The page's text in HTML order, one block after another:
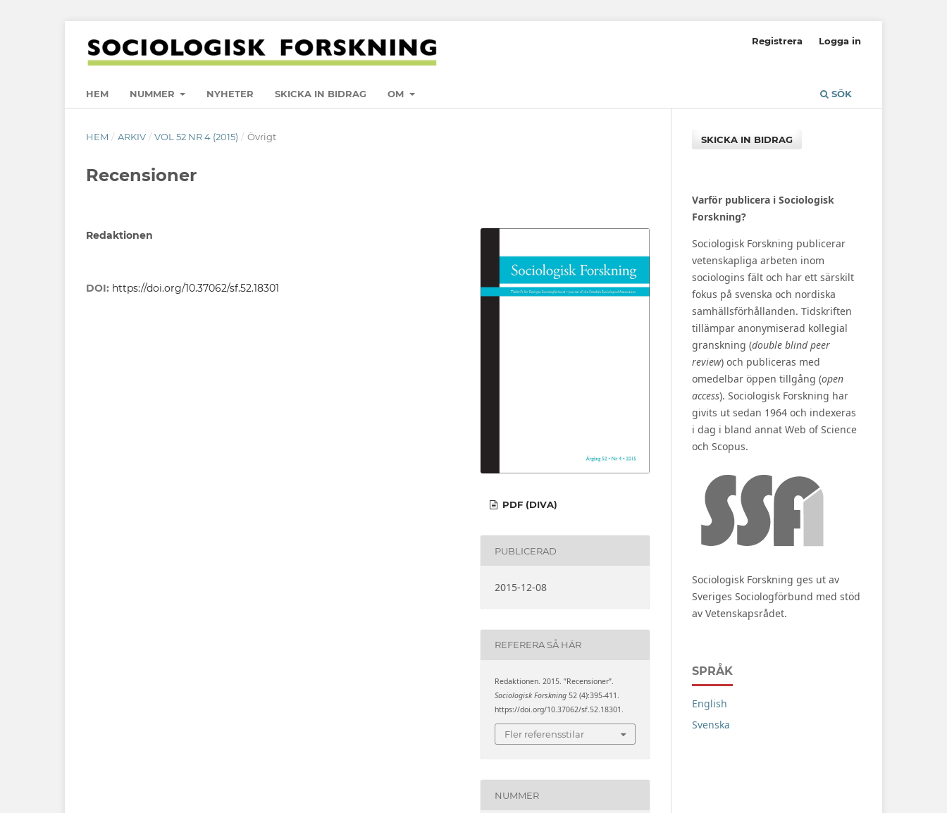
HEM NUMMER NYHETER SKICKA IN BIDRAG OM SÖK
Registrera Logga in
HEM / ARKIV / VOL 52 NR 4 (2015) / Övrigt
Recensioner
Redaktionen
DOI: https://doi.org/10.37062/sf.52.18301
PDF (DIVA)
PUBLICERAD
2015-12-08
REFERERA SÅ HÄR
Redaktionen. 2015. ”Recensioner”.
Sociologisk Forskning 52 (4):395-411.
https://doi.org/10.37062/sf.52.18301.
Fler referensstilar
NUMMER
SKICKA IN BIDRAG
Varför publicera i Sociologisk
Forskning?
Sociologisk Forskning publicerar
vetenskapliga arbeten inom
sociologins fält och har ett särskilt
fokus på svenska och nordiska
samhällsförhållanden. Tidskriften
tillämpar anonymiserad kollegial
granskning (double blind peer
review) och publiceras med
omedelbar öppen tillgång (open
access). Sociologisk Forskning har
givits ut sedan 1964 och indexeras
i dag i bland annat Web of Science
och Scopus.
Sociologisk Forskning ges ut av
Sveriges Sociologförbund med stöd
av Vetenskapsrådet.
SPRÅK
English
Svenska